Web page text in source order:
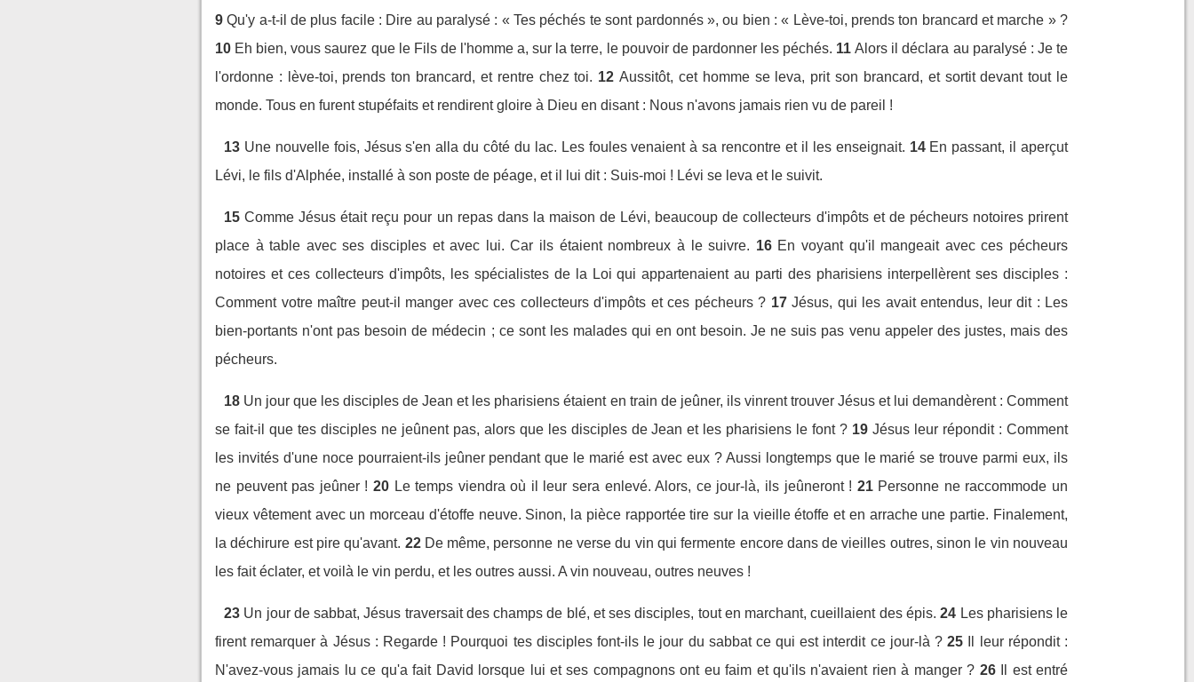
9 Qu'y a-t-il de plus facile : Dire au paralysé : « Tes péchés te sont pardonnés », ou bien : « Lève-toi, prends ton brancard et marche » ?
10 Eh bien, vous saurez que le Fils de l'homme a, sur la terre, le pouvoir de pardonner les péchés. 11 Alors il déclara au paralysé : Je te
l'ordonne : lève-toi, prends ton brancard, et rentre chez toi. 12 Aussitôt, cet homme se leva, prit son brancard, et sortit devant tout le
monde. Tous en furent stupéfaits et rendirent gloire à Dieu en disant : Nous n'avons jamais rien vu de pareil !
13 Une nouvelle fois, Jésus s'en alla du côté du lac. Les foules venaient à sa rencontre et il les enseignait. 14 En passant, il aperçut
Lévi, le fils d'Alphée, installé à son poste de péage, et il lui dit : Suis-moi ! Lévi se leva et le suivit.
15 Comme Jésus était reçu pour un repas dans la maison de Lévi, beaucoup de collecteurs d'impôts et de pécheurs notoires prirent
place à table avec ses disciples et avec lui. Car ils étaient nombreux à le suivre. 16 En voyant qu'il mangeait avec ces pécheurs
notoires et ces collecteurs d'impôts, les spécialistes de la Loi qui appartenaient au parti des pharisiens interpellèrent ses disciples :
Comment votre maître peut-il manger avec ces collecteurs d'impôts et ces pécheurs ? 17 Jésus, qui les avait entendus, leur dit : Les
bien-portants n'ont pas besoin de médecin ; ce sont les malades qui en ont besoin. Je ne suis pas venu appeler des justes, mais des
pécheurs.
18 Un jour que les disciples de Jean et les pharisiens étaient en train de jeûner, ils vinrent trouver Jésus et lui demandèrent : Comment
se fait-il que tes disciples ne jeûnent pas, alors que les disciples de Jean et les pharisiens le font ? 19 Jésus leur répondit : Comment
les invités d'une noce pourraient-ils jeûner pendant que le marié est avec eux ? Aussi longtemps que le marié se trouve parmi eux, ils
ne peuvent pas jeûner ! 20 Le temps viendra où il leur sera enlevé. Alors, ce jour-là, ils jeûneront ! 21 Personne ne raccommode un
vieux vêtement avec un morceau d'étoffe neuve. Sinon, la pièce rapportée tire sur la vieille étoffe et en arrache une partie. Finalement,
la déchirure est pire qu'avant. 22 De même, personne ne verse du vin qui fermente encore dans de vieilles outres, sinon le vin nouveau
les fait éclater, et voilà le vin perdu, et les outres aussi. A vin nouveau, outres neuves !
23 Un jour de sabbat, Jésus traversait des champs de blé, et ses disciples, tout en marchant, cueillaient des épis. 24 Les pharisiens le
firent remarquer à Jésus : Regarde ! Pourquoi tes disciples font-ils le jour du sabbat ce qui est interdit ce jour-là ? 25
Il leur répondit :
N'avez-vous jamais lu ce qu'a fait David lorsque lui et ses compagnons ont eu faim et qu'ils n'avaient rien à manger ? 26 Il est entré